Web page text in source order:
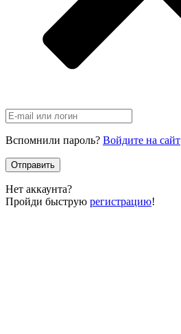
Вспомнили пароль? Войдите на сайт
Отправить
Нет аккаунта?
Пройди быструю регистрацию!